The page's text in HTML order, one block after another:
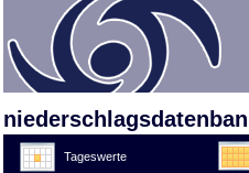
Tageswerte